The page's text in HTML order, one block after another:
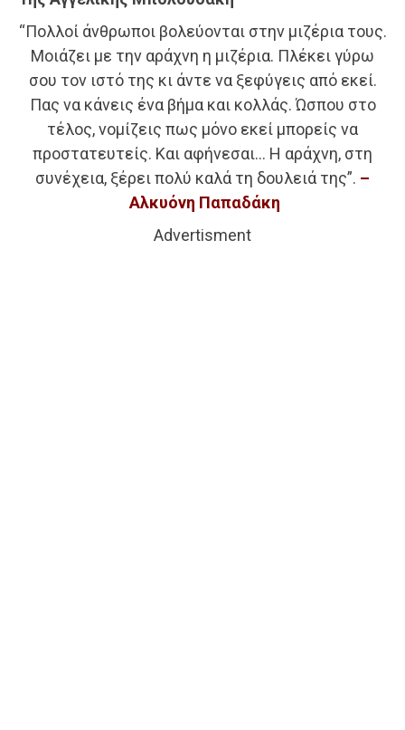
“Πολλοί άνθρωποι βολεύονται στην μιζέρια τους.
Μοιάζει με την αράχνη η μιζέρια. Πλέκει γύρω
σου τον ιστό της κι άντε να ξεφύγεις από εκεί.
Πας να κάνεις ένα βήμα και κολλάς. Ώσπου στο
τέλος, νομίζεις πως μόνο εκεί μπορείς να
προστατευτείς. Και αφήνεσαι… Η αράχνη, στη
συνέχεια, ξέρει πολύ καλά τη δουλειά της”. –
Αλκυόνη Παπαδάκη
Advertisment